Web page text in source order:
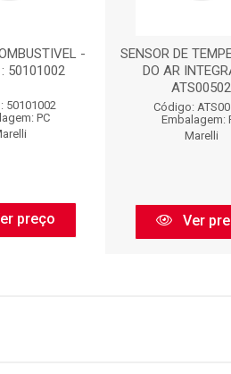
-
50101002
50101002
PC
preço
SENSOR DE
DO AR
ATS00502
Código:
Embalagem:
Marelli
Ver